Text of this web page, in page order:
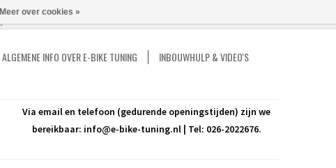
Vergelijk
ALGEMENE INFO OVER E-BIKE TUNING
INBOUWHULP & VIDEO'S
Via email en telefoon (gedurende openingstijden) zijn we
bereikbaar: info@e-bike-tuning.nl| Tel: 026-2022676.
Meer over cookies »